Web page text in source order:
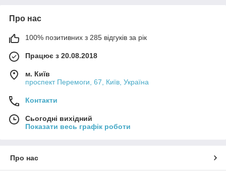
Про нас
100% позитивних з 285 відгуків за рік
Працює з 20.08.2018
м. Київ
проспект Перемоги, 67, Київ, Україна
Контакти
Сьогодні вихідний
Показати весь графік роботи
Про нас